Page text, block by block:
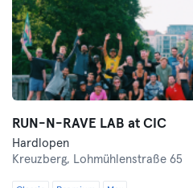
RUN-N-RAVE LAB at CIC
Hardlopen
Kreuzberg, Lohmühlenstraße 65